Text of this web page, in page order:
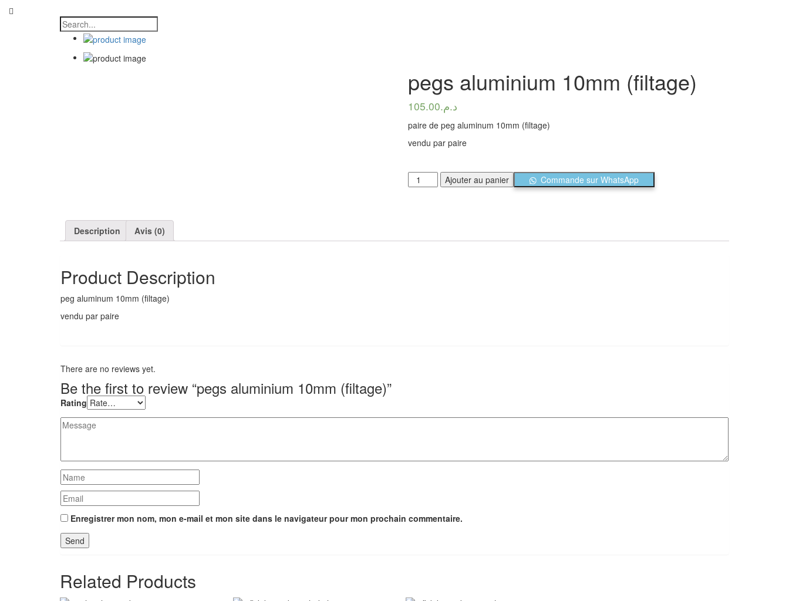
pegs aluminium 10mm (filtage)
د.م.105.00
paire de peg aluminum 10mm (filtage)
vendu par paire
Ajouter au panier Commande sur WhatsApp
Description Avis (0)
Product Description
peg aluminum 10mm (filtage)
vendu par paire
There are no reviews yet.
Be the first to review “pegs aluminium 10mm (filtage)”
Rating
Enregistrer mon nom, mon e-mail et mon site dans le navigateur pour mon prochain commentaire.
Related Products